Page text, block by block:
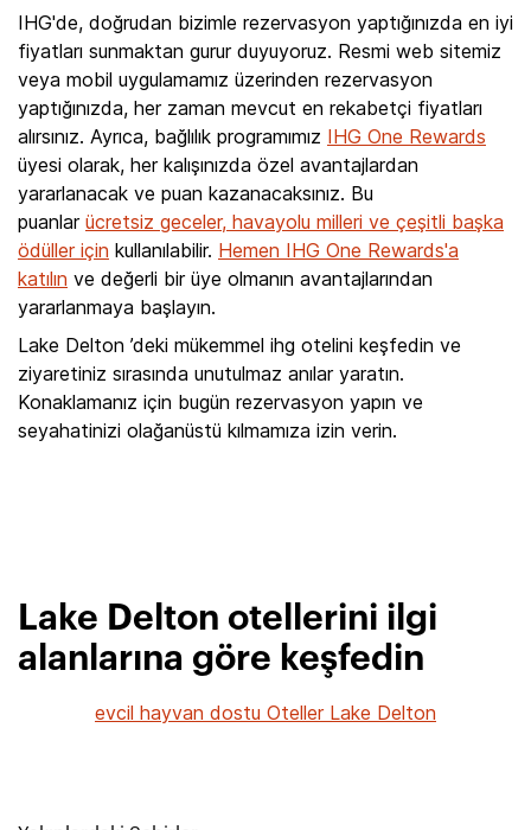
IHG'de, doğrudan bizimle rezervasyon yaptığınızda en iyi
fiyatları sunmaktan gurur duyuyoruz. Resmi web sitemiz
veya mobil uygulamamız üzerinden rezervasyon
yaptığınızda, her zaman mevcut en rekabetçi fiyatları
alırsınız. Ayrıca, bağlılık programımız IHG One Rewards
üyesi olarak, her kalışınızda özel avantajlardan
yararlanacak ve puan kazanacaksınız. Bu
puanlar ücretsiz geceler, havayolu milleri ve çeşitli başka
ödüller için kullanılabilir. Hemen IHG One Rewards'a
katılın ve değerli bir üye olmanın avantajlarından
yararlanmaya başlayın.
Lake Delton ’deki mükemmel ihg otelini keşfedin ve
ziyaretiniz sırasında unutulmaz anılar yaratın.
Konaklamanız için bugün rezervasyon yapın ve
seyahatinizi olağanüstü kılmamıza izin verin.
Lake Delton otellerini ilgi
alanlarına göre keşfedin
evcil hayvan dostu Oteller Lake Delton